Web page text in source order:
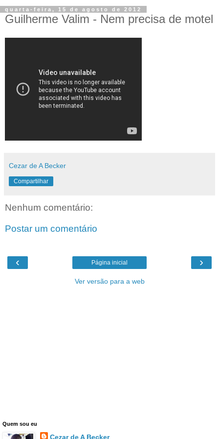
quarta-feira, 15 de agosto de 2012
Guilherme Valim - Nem precisa de motel
Cezar de A Becker
Compartilhar
Nenhum comentário:
Postar um comentário
‹ ›
Página inicial
Ver versão para a web
Quem sou eu
Cezar de A Becker